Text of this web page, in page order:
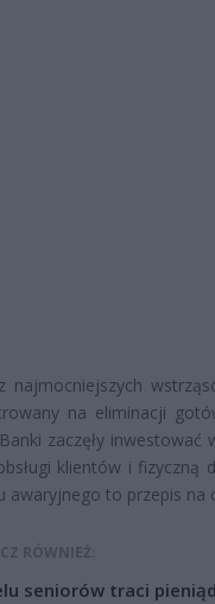
najmocniejszych
na eliminacji
zaczęły
klientów i fizyczną
awaryjnego to przepis na
RÓWNIEŻ:
seniorów traci